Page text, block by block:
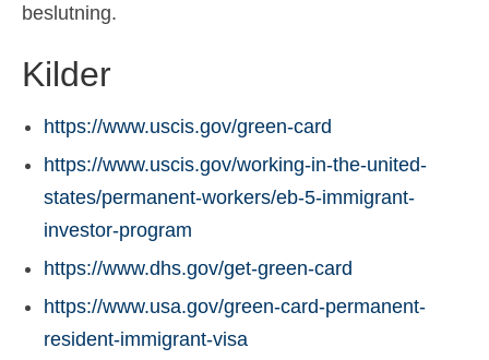
beslutning.
Kilder
https://www.uscis.gov/green-card
https://www.uscis.gov/working-in-the-united-
states/permanent-workers/eb-5-immigrant-
investor-program
https://www.dhs.gov/get-green-card
https://www.usa.gov/green-card-permanent-
resident-immigrant-visa